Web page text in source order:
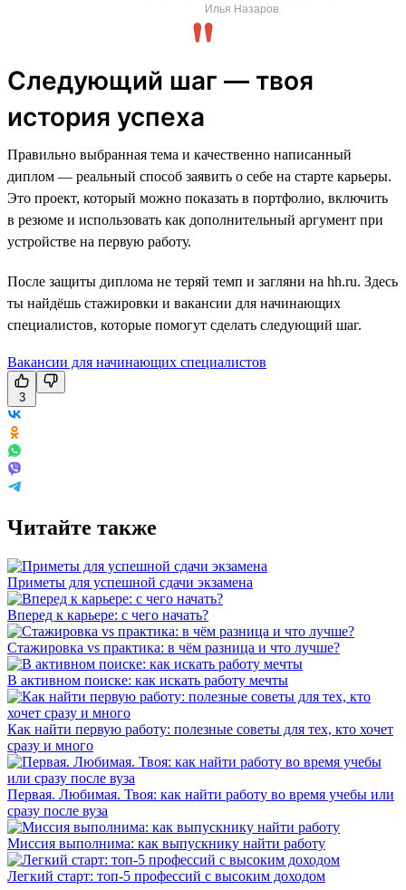
Илья Назаров
Следующий шаг — твоя
история успеха
Правильно выбранная тема и качественно написанный
диплом — реальный способ заявить о себе на старте карьеры.
Это проект, который можно показать в портфолио, включить
в резюме и использовать как дополнительный аргумент при
устройстве на первую работу.
После защиты диплома не теряй темп и загляни на hh.ru. Здесь
ты найдёшь стажировки и вакансии для начинающих
специалистов, которые помогут сделать следующий шаг.
Вакансии для начинающих специалистов
3
Читайте также
Приметы для успешной сдачи экзамена
Вперед к карьере: с чего начать?
Стажировка vs практика: в чём разница и что лучше?
В активном поиске: как искать работу мечты
Как найти первую работу: полезные советы для тех, кто хочет
сразу и много
Первая. Любимая. Твоя: как найти работу во время учебы или
сразу после вуза
Миссия выполнима: как выпускнику найти работу
Легкий старт: топ-5 профессий с высоким доходом